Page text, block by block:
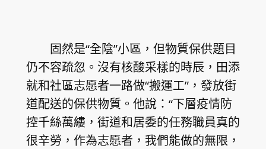
固然是“全陰”小區，但物質保供題目
仍不容疏忽。沒有核酸采樣的時辰，田添
就和社區志愿者一路做“搬運工”，發放街
道配送的保供物質。他說：“下層疫情防
控千絲萬縷，街道和居委的任務職員真的
很辛勞，作為志愿者，我們能做的無限，